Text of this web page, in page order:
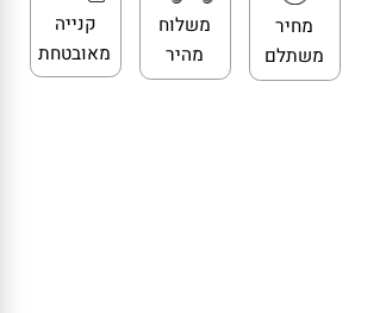
מחיר
משתלם
משלוח
מהיר
קנייה
מאובטחת